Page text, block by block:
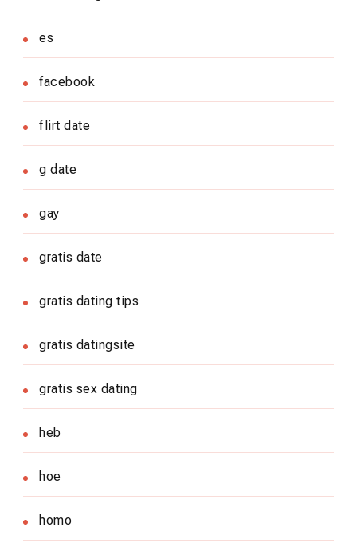
es
facebook
flirt date
g date
gay
gratis date
gratis dating tips
gratis datingsite
gratis sex dating
heb
hoe
homo